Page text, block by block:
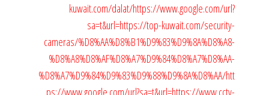
kuwait.com/dalat/https://www.google.com/url?
sa=t&url=https://top-kuwait.com/security-
cameras/%D8%AA%D8%B1%D9%83%D9%8A%D8%A8-
%D8%A8%D8%AF%D8%A7%D9%84%D8%A7%D8%AA-
%D8%A7%D9%84%D9%83%D9%88%D9%8A%D8%AA/htt